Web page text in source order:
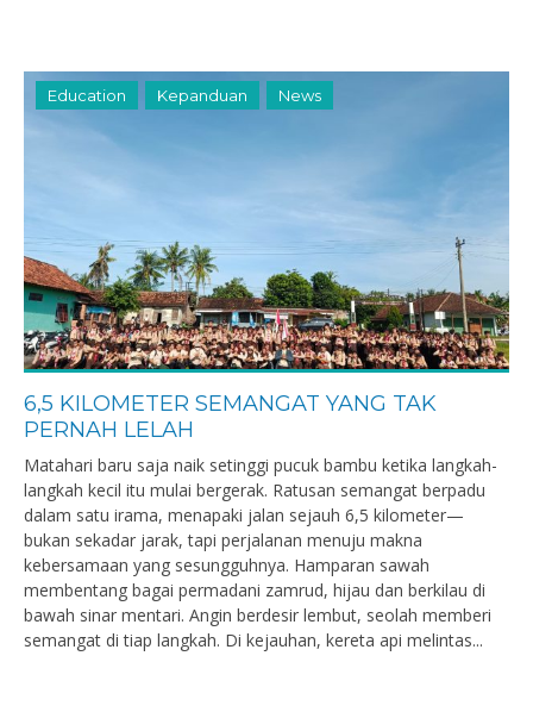
Education Kepanduan News
6,5 KILOMETER SEMANGAT YANG TAK
PERNAH LELAH
Matahari baru saja naik setinggi pucuk bambu ketika langkah-
langkah kecil itu mulai bergerak. Ratusan semangat berpadu
dalam satu irama, menapaki jalan sejauh 6,5 kilometer—
bukan sekadar jarak, tapi perjalanan menuju makna
kebersamaan yang sesungguhnya. Hamparan sawah
membentang bagai permadani zamrud, hijau dan berkilau di
bawah sinar mentari. Angin berdesir lembut, seolah memberi
semangat di tiap langkah. Di kejauhan, kereta api melintas...